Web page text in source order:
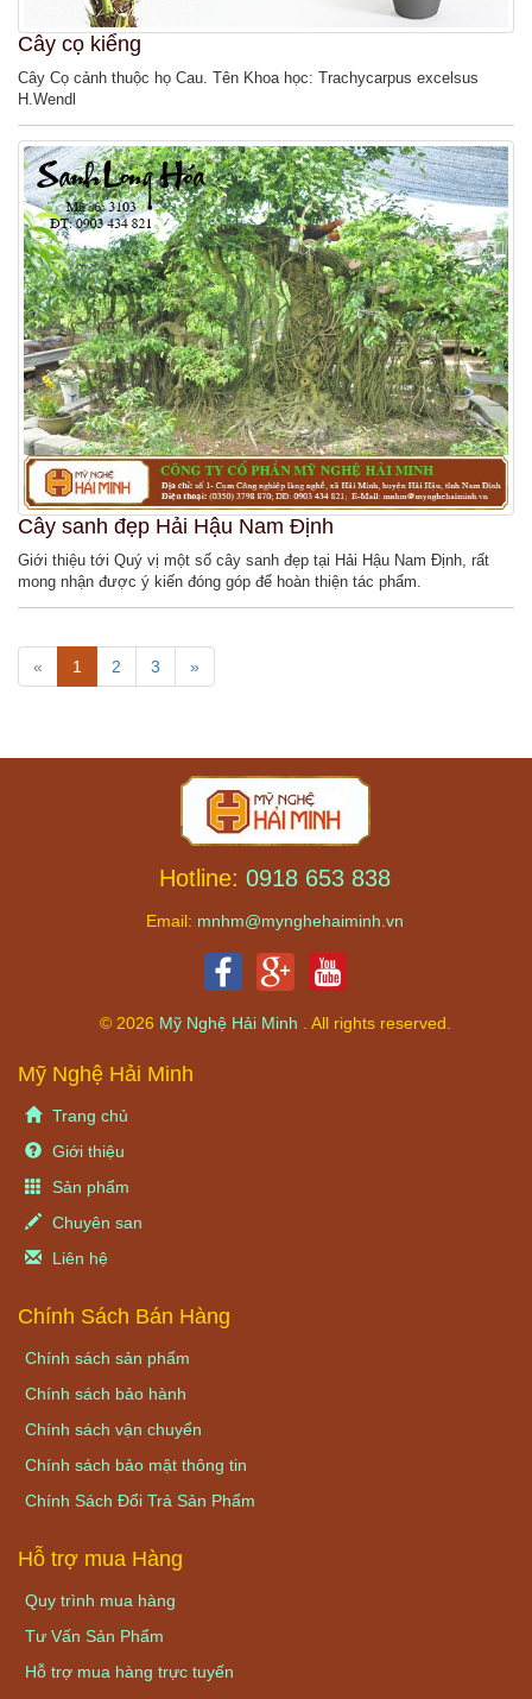
Cây cọ kiểng
Cây Cọ cảnh thuộc họ Cau. Tên Khoa học: Trachycarpus excelsus
H.Wendl
Cây sanh đẹp Hải Hậu Nam Định
Giới thiệu tới Quý vị một số cây sanh đẹp tại Hải Hậu Nam Định, rất
mong nhận được ý kiến đóng góp để hoàn thiện tác phẩm.
« 1 2 3 »
Hotline: 0918 653 838
Email: mnhm@mynghehaiminh.vn
© 2026 Mỹ Nghệ Hải Minh . All rights reserved.
Mỹ Nghệ Hải Minh
Trang chủ
Giới thiệu
Sản phẩm
Chuyên san
Liên hệ
Chính Sách Bán Hàng
Chính sách sản phẩm
Chính sách bảo hành
Chính sách vận chuyển
Chính sách bảo mật thông tin
Chính Sách Đổi Trả Sản Phẩm
Hỗ trợ mua Hàng
Quy trình mua hàng
Tư Vấn Sản Phẩm
Hỗ trợ mua hàng trực tuyến